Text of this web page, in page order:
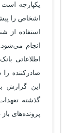
یکپارچه است
اشخاص را پیش
انجام
اطلاعاتی
صادرکننده
این گزارش
گذشته
پرونده‌های